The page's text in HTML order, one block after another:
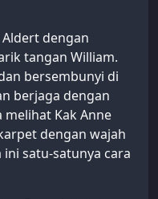
dengan
tangan William.
bersembunyi di
berjaga dengan
Kak Anne
dengan wajah
satu-satunya cara